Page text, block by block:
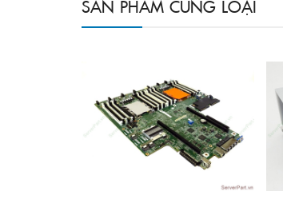
SẢN PHẨM CÙNG LOẠI